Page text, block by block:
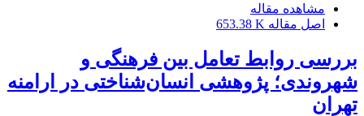
مشاهده مقاله
اصل مقاله 653.38 K
بررسی روابط تعامل بین فرهنگی و
شهروندی؛ پژوهشی انسان‌شناختی در ارامنه
تهران